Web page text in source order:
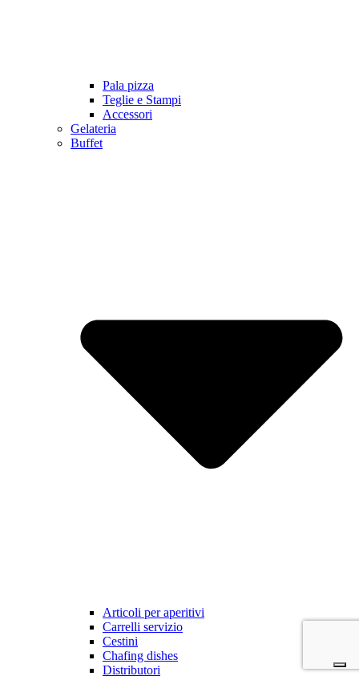
Pala pizza
Teglie e Stampi
Accessori
Gelateria
Buffet
Articoli per aperitivi
Carrelli servizio
Cestini
Chafing dishes
Distributori